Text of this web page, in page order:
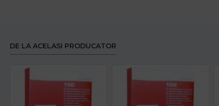
DE LA ACELASI PRODUCATOR